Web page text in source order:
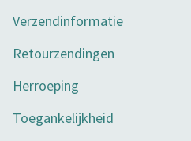
Verzendinformatie
Retourzendingen
Herroeping
Toegankelijkheid